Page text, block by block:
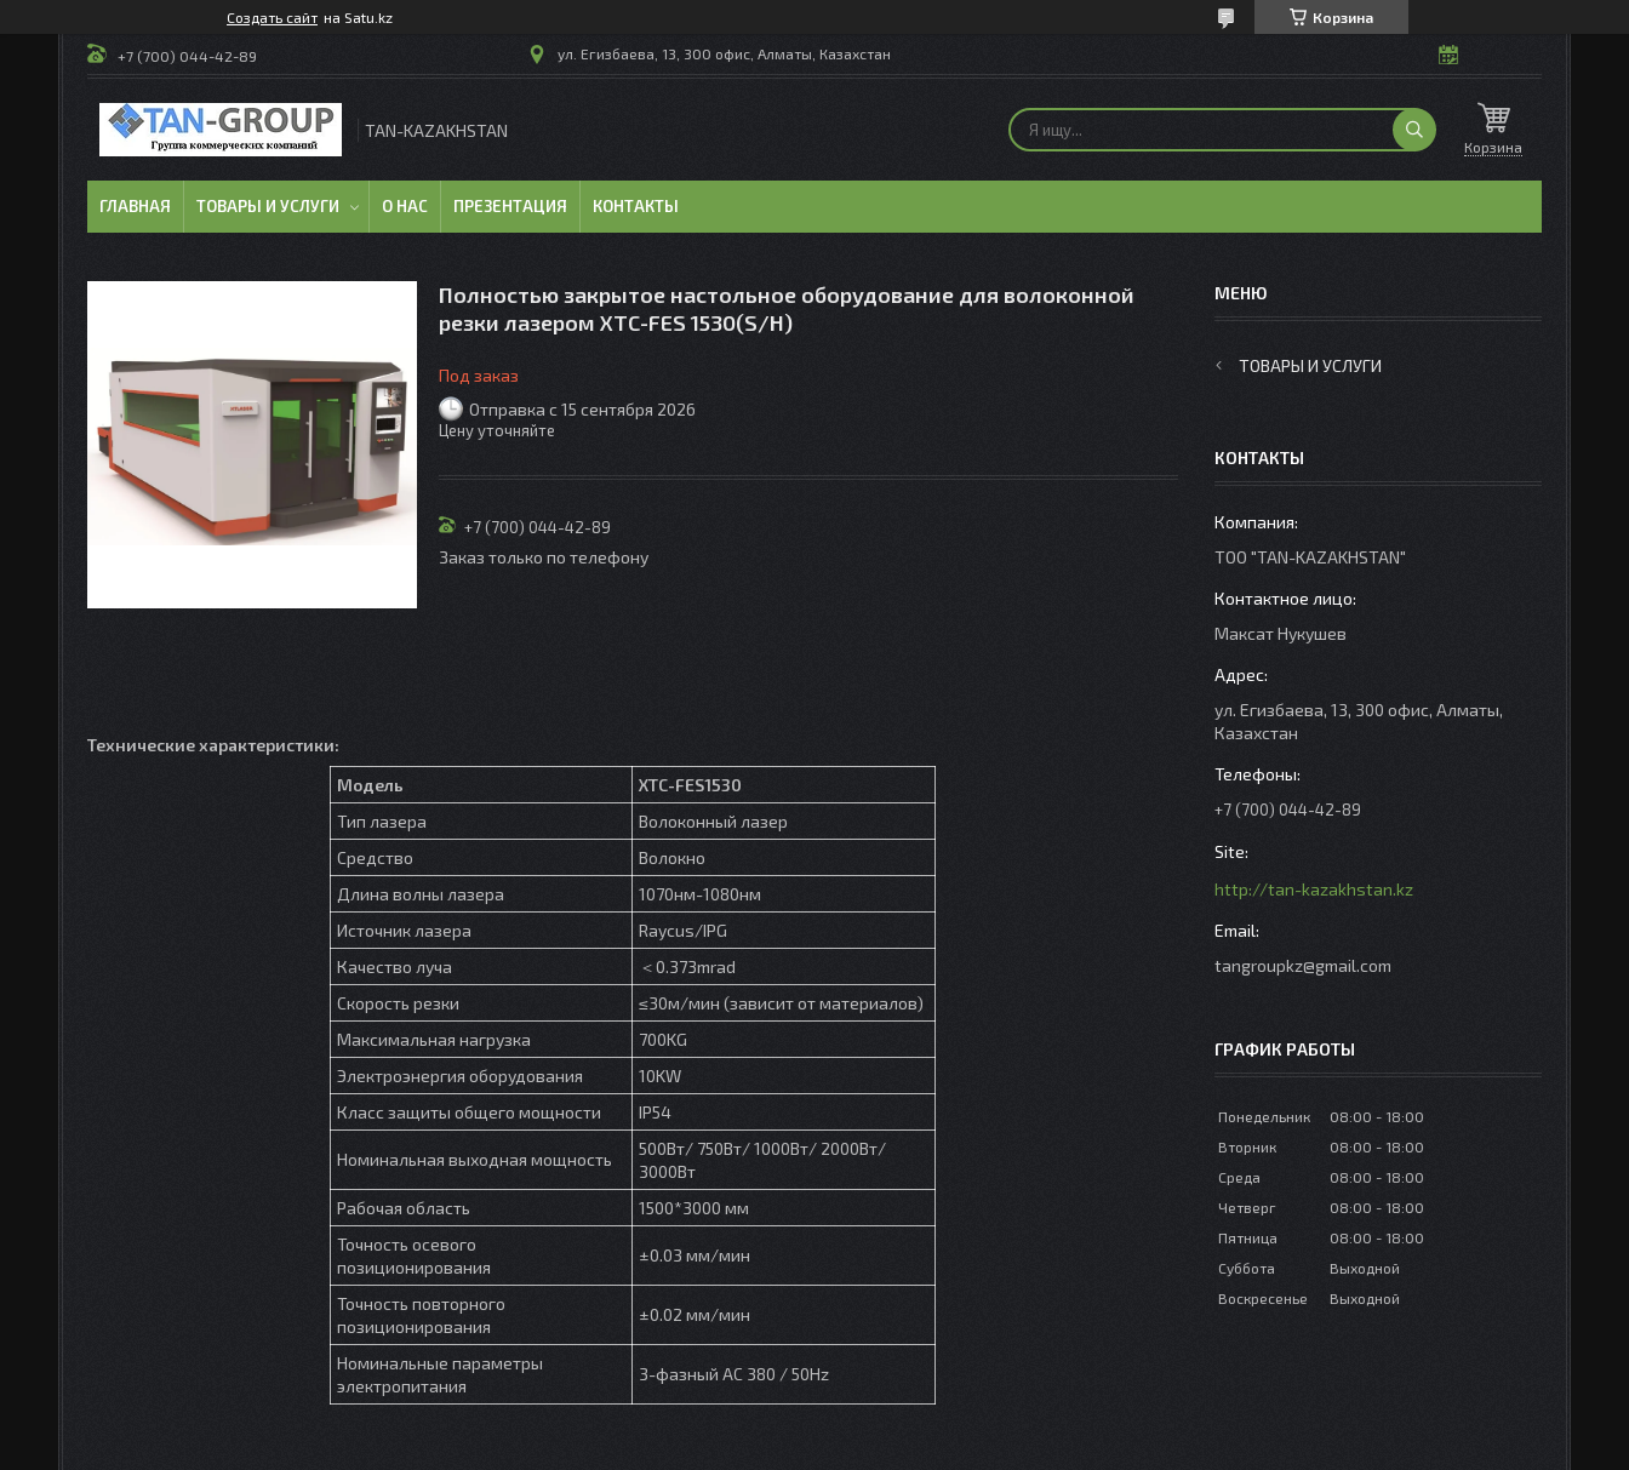
Создать сайт на Satu.kz Корзина
+7 (700) 044-42-89 ул. Егизбаева, 13, 300 офис, Алматы, Казахстан
TAN-KAZAKHSTAN
Корзина
ГЛАВНАЯ ТОВАРЫ И УСЛУГИ О НАС ПРЕЗЕНТАЦИЯ КОНТАКТЫ
Полностью закрытое настольное оборудование для волоконной
резки лазером XTC-FES 1530(S/H)
Под заказ
Отправка с 15 сентября 2026
Цену уточняйте
+7 (700) 044-42-89
Заказ только по телефону
Технические характеристики:
Модель
XTC-FES1530
Тип лазера
Волоконный лазер
Средство
Волокно
Длина волны лазера
1070нм-1080нм
Источник лазера
Raycus/IPG
Качество луча
＜0.373mrad
Скорость резки
≤30м/мин (зависит от материалов)
Максимальная нагрузка
700KG
Электроэнергия оборудования
10KW
Класс защиты общего мощности
IP54
Номинальная выходная мощность
500Вт/ 750Вт/ 1000Вт/ 2000Вт/
3000Вт
Рабочая область
1500*3000 мм
Точность осевого
позиционирования
±0.03 мм/мин
Точность повторного
позиционирования
±0.02 мм/мин
Номинальные параметры
электропитания
3-фазный AC 380 / 50Hz
ТОВАРЫ И УСЛУГИ
КОНТАКТЫ
ТОО "TAN-KAZAKHSTAN"
Максат Нукушев
ул. Егизбаева, 13, 300 офис, Алматы,
Казахстан
+7 (700) 044-42-89
http://tan-kazakhstan.kz
tangroupkz@gmail.com
ГРАФИК РАБОТЫ
Понедельник 08:00
18:00
Вторник
08:00
18:00
Среда
08:00
18:00
Четверг
08:00
18:00
Пятница
08:00
18:00
Суббота
Выходной
Воскресенье
Выходной